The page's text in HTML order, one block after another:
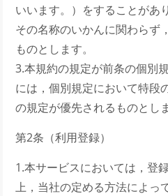
いいます。）をすることがあ
その名称のいかんに関わらず
ものとします。
3.本規約の規定が前条の個別
には，個別規定において特段
の規定が優先されるものとし
第2条（利用登録）
1.本サービスにおいては，登
上，当社の定める方法によっ